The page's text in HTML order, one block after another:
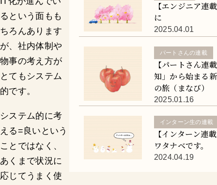
るという面もも
ちろんあります
が、社内体制や
物事の考え方が
とてもシステム
的です。
システム的に考
える=良いという
ことではなく、
あくまで状況に
応じてうまく使
【エンジニア連
に
2025.04.01
パートさんの連載
【パートさん連
知」から始まる
の旅（まなび）
2025.01.16
インターン生の連載
【インターン連
ワタナベです。
2024.04.19